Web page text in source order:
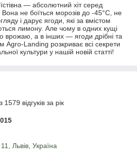
— абсолютний хіт серед
Вона не боїться морозів до -45°C, не
і дарує ягоди, які за вмістом
лимону. Але чому в одних кущі
врожаю, а в інших — ягоди дрібні та
Agro-Landing розкриває всі секрети
культури у нашій новій статті!
відгуків за рік
Львів, Україна